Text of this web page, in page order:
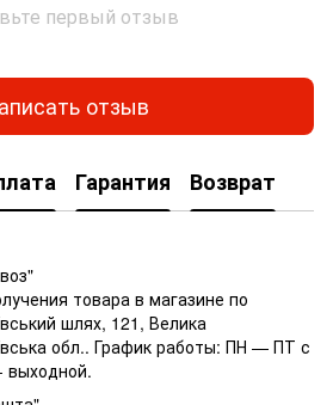
первый отзыв
отзыв
Гарантия Возврат
товара в магазине по
шлях, 121, Велика
обл.. График работы: ПН — ПТ с